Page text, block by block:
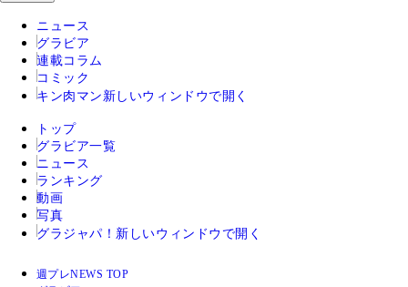
ニュース
グラビア
連載コラム
コミック
キン肉マン 新しいウィンドウで開く
トップ
グラビア一覧
ニュース
ランキング
動画
写真
グラジャパ！ 新しいウィンドウで開く
週プレNEWS TOP